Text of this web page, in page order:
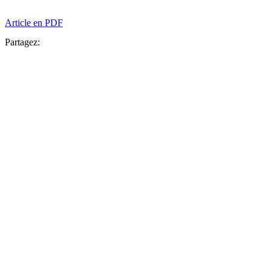
Article en PDF
Partagez: